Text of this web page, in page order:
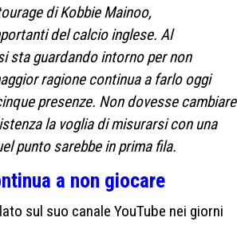
di Kobbie Mainoo,
del calcio inglese. Al
sta guardando intorno per non
ragione continua a farlo oggi
presenze. Non dovesse cambiare
la voglia di misurarsi con una
punto sarebbe in prima fila.
a non giocare
sul suo canale YouTube nei giorni